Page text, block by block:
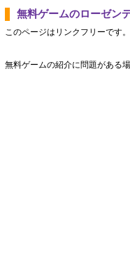
無料ゲームのローゼン
このページはリンクフリーです
無料ゲームの紹介に問題がある